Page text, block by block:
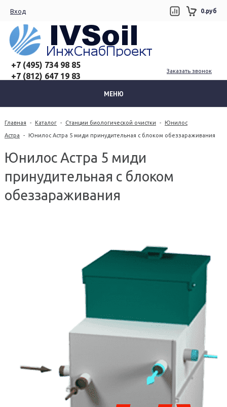
Вход 0.руб
+7 (495) 734 98 85
+7 (812) 647 19 83
Заказать звонок
МЕНЮ
Главная - Каталог - Станции биологической очистки - Юнилос
Астра - Юнилос Астра 5 миди принудительная с блоком обеззараживания
Юнилос Астра 5 миди
принудительная с блоком
обеззараживания